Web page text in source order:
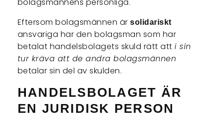
Eftersom bolagsmännen ärsolidariskt
ansvariga har den bolagsman som har
betalat handelsbolagets skuld rätt atti sin
tur kräva att de andra bolagsmännen
betalar sin del av skulden.
HANDELSBOLAGET ÄR
EN JURIDISK PERSON